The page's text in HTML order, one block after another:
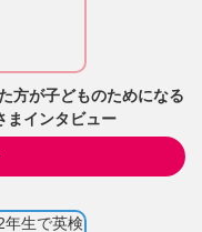
方が子どものためになる
まインタビュー